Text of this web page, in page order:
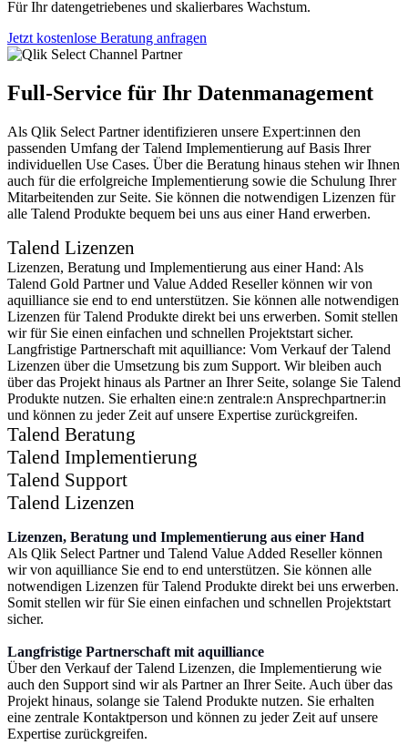
Für Ihr datengetriebenes und skalierbares Wachstum.
Jetzt kostenlose Beratung anfragen
Full-Service für Ihr Datenmanagement
Als Qlik Select Partner identifizieren unsere Expert:innen den
passenden Umfang der Talend Implementierung auf Basis Ihrer
individuellen Use Cases. Über die Beratung hinaus stehen wir Ihnen
auch für die erfolgreiche Implementierung sowie die Schulung Ihrer
Mitarbeitenden zur Seite. Sie können die notwendigen Lizenzen für
alle Talend Produkte bequem bei uns aus einer Hand erwerben.
Talend Lizenzen
Lizenzen, Beratung und Implementierung aus einer Hand: Als
Talend Gold Partner und Value Added Reseller können wir von
aquilliance sie end to end unterstützen. Sie können alle notwendigen
Lizenzen für Talend Produkte direkt bei uns erwerben. Somit stellen
wir für Sie einen einfachen und schnellen Projektstart sicher.
Langfristige Partnerschaft mit aquilliance: Vom Verkauf der Talend
Lizenzen über die Umsetzung bis zum Support. Wir bleiben auch
über das Projekt hinaus als Partner an Ihrer Seite, solange Sie Talend
Produkte nutzen. Sie erhalten eine:n zentrale:n Ansprechpartner:in
und können zu jeder Zeit auf unsere Expertise zurückgreifen.
Talend Beratung
Talend Implementierung
Talend Support
Talend Lizenzen
Lizenzen, Beratung und Implementierung aus einer Hand
Als Qlik Select Partner und Talend Value Added Reseller können
wir von aquilliance Sie end to end unterstützen. Sie können alle
notwendigen Lizenzen für Talend Produkte direkt bei uns erwerben.
Somit stellen wir für Sie einen einfachen und schnellen Projektstart
sicher.
Langfristige Partnerschaft mit aquilliance
Über den Verkauf der Talend Lizenzen, die Implementierung wie
auch den Support sind wir als Partner an Ihrer Seite. Auch über das
Projekt hinaus, solange sie Talend Produkte nutzen. Sie erhalten
eine zentrale Kontaktperson und können zu jeder Zeit auf unsere
Expertise zurückgreifen.